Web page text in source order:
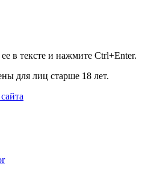
в тексте и нажмите Ctrl+Enter.
для лиц старше 18 лет.